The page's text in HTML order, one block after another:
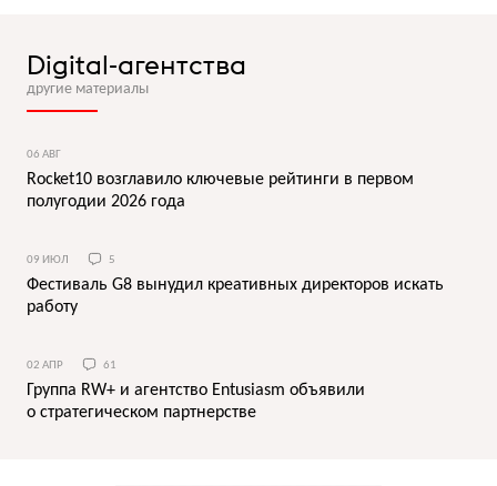
Digital-агентства
другие материалы
06 АВГ
Rocket10 возглавило ключевые рейтинги в первом
полугодии 2026 года
09 ИЮЛ 5
Фестиваль G8 вынудил креативных директоров искать
работу
02 АПР 61
Группа RW+ и агентство Entusiasm объявили
о cтратегическом партнерстве